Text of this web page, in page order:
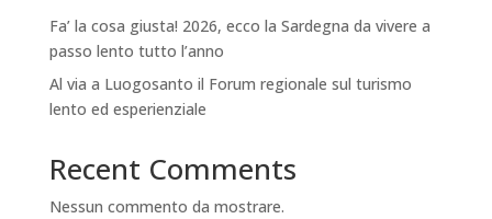
Fa’ la cosa giusta! 2026, ecco la Sardegna da vivere a
passo lento tutto l’anno
Al via a Luogosanto il Forum regionale sul turismo
lento ed esperienziale
Recent Comments
Nessun commento da mostrare.